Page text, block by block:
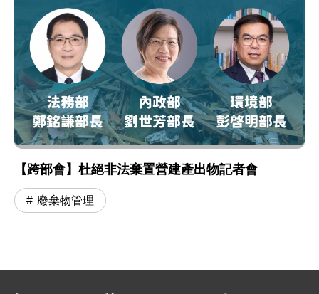
【跨部會】杜絕非法棄置營建產出物記者會
廢棄物管理